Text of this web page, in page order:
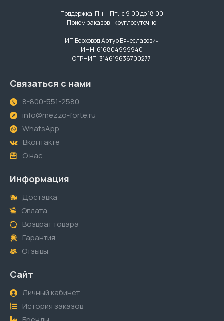
Поддержка: Пн. – Пт.: с 9:00 до 18:00
Прием заказов - круглосуточно
ИП Верховод Артур Вячеславович
ИНН: 616804999940
ОГРНИП: 314619636700277
Связаться с нами
8-800-551-2580
info@mezzo-forte.ru
WhatsApp
Вконтакте
О нас
Информация
Доставка
Оплата
Возврат товара
Гарантия
Отзывы
Сайт
Личный кабинет
История заказов